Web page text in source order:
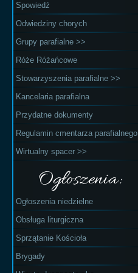
Spowiedź
Odwiedziny chorych
Grupy parafialne >>
Róże Różańcowe
Stowarzyszenia parafialne >>
Kancelaria parafialna
Przydatne dokumenty
Regulamin cmentarza parafialnego
Wirtualny spacer >>
Ogłoszenia:
Ogłoszenia niedzielne
Obsługa liturgiczna
Sprzątanie Kościoła
Brygady